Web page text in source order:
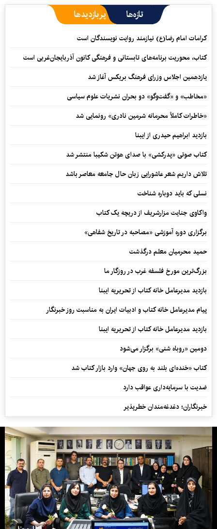
تازه‌ها پربازدیدها
کرامات امام رضا(ع) نیازمند روایت نویسندگان است
کتاب، محوریت برنامه‌های تابستانی و فرهنگی کانون آذربایجان‌غربی است
یازدهمین اجلاس وزرای فرهنگ بریکس آغاز شد
«مخاطب» و «گفت‌وگو» دو بحران نشریات علوم سیاسی
«خاطرات کاملاً محرمانه شرمین نادری» رونمایی شد
بازدید ابراهیم حیدری از ایبنا
کتاب صوتی «پدرکشی» با صدای هوتن شکیبا منتشر شد
تلاش داریم شعر عاشورایی زبان حال جامعه معاصر باشد
نسلی که باید دوباره شناخت
واکاوی جنایت مزارشریف از دریچه یک کتاب
برگزاری دوره آموزشی «مصاحبه در تاریخ شفاهی»
حمید محرمیان معلم درگذشت
بزرگ‌ترین مورخ فلسفه غرب در روزگار ما
بازدید مدیرعامل خانه کتاب از تحریریه ایبنا
پیام مدیرعامل خانه کتاب و ادبیات ایران به مناسبت روز خبرنگار
بازدید مدیرعامل خانه کتاب از تحریریه ایبنا
دومین «روباه شنی» برگزار می‌شود
کتاب «خنده‌ای بلند به روی جهان» وارد بازار کتاب شد
ضدیت با سرمایه‌داری عواقب دارد
خبرنگاران؛ دغدغه‌مندان خطرپذیر